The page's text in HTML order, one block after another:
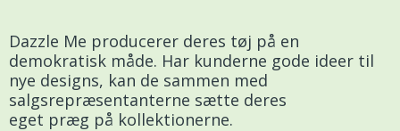
Dazzle Me producerer deres tøj på en
demokratisk måde. Har kunderne gode ideer til
nye designs, kan de sammen med
salgsrepræsentanterne sætte deres
eget præg på kollektionerne.